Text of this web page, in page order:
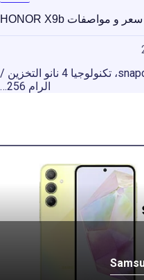
سعر و مواصفات HONOR X9b
المعالج ثماني النواة snapdragon 6 gen 1، تكنولوجيا 4 نانو التخزين /
الرام 256…